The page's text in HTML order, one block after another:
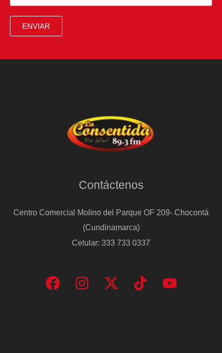
ENVIAR
Contáctenos
Centro Comercial Molino del Parque OF 209- Chocontá
(Cundinamarca)
Celular: 333 733 0337